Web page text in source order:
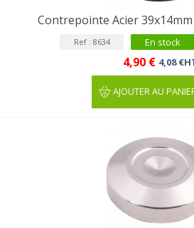
Contrepointe Acier
Ref : 8634 En stock
4,90 € 4,08
AJOUTER AU